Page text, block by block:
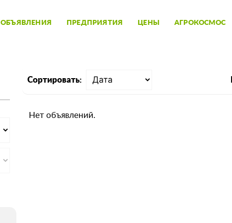
ОБЪЯВЛЕНИЯ ПРЕДПРИЯТИЯ ЦЕНЫ АГРОКОСМОС
Сортировать:
Нет объявлений.